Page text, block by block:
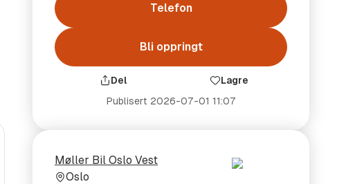
Telefon
Bli oppringt
Del
Lagre
Publisert 2026-07-01 11:07
Selger
Møller Bil Oslo Vest
Selgerens
plass
Oslo